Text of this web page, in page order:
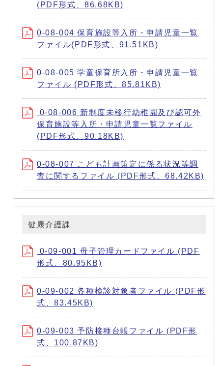
(PDF形式、86.68KB)
0-08-004 保育施設等入所・申請児童一覧
ファイル(PDF形式、91.51KB)
0-08-005 学童保育所入所・申請児童一覧
ファイル (PDF形式、85.81KB)
0-08-006 新制度未移行幼稚園及び認可外
保育施設等入所・申請児童一覧ファイル
(PDF形式、90.18KB)
0-08-007 こども計画策定に係る状況等調
査に関するファイル (PDF形式、68.42KB)
健康介護課
0-09-001 母子管理カードファイル (PDF
形式、80.95KB)
0-09-002 各種検診対象者ファイル (PDF形
式、83.45KB)
0-09-003 予防接種台帳ファイル (PDF形
式、100.87KB)